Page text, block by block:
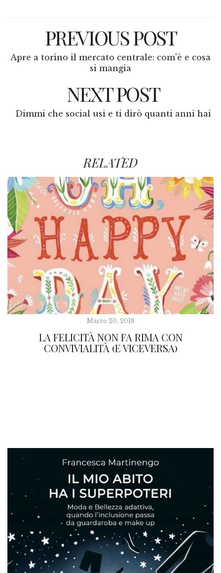
PREVIOUS POST
Apre a torino il mercato centrale: com'è e cosa
si mangia
NEXT POST
Dimmi che social usi e ti dirò quanti anni hai
RELATED
Marzo 20, 2018
LA FELICITÀ NON FA RIMA CON
CONVIVIALITÀ (E VICEVERSA)